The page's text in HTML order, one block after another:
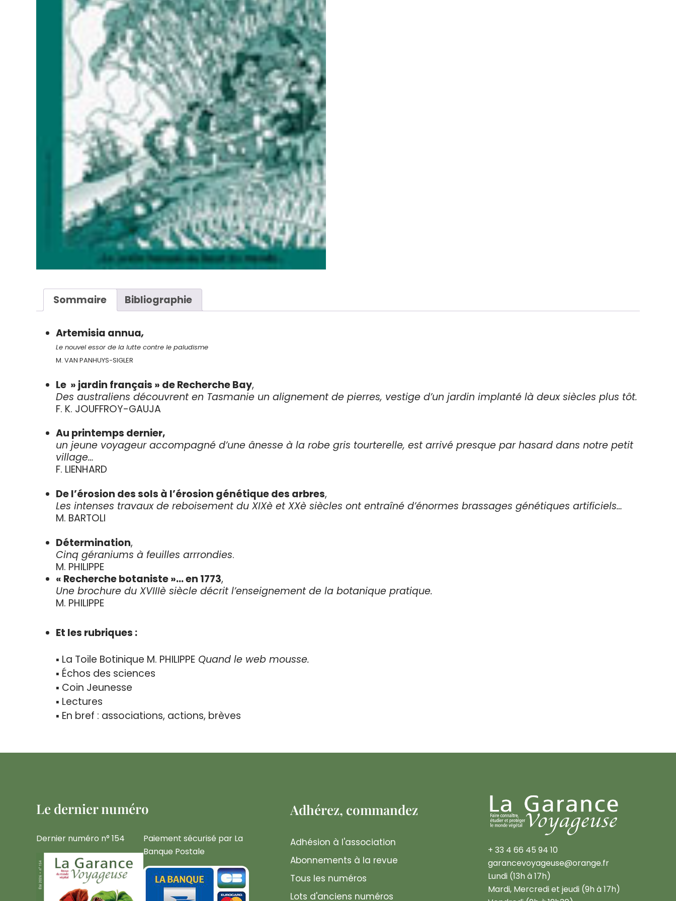
Sommaire Bibliographie
Artemisia annua,
Le nouvel essor de la lutte contre le paludisme
M. VAN PANHUYS-SIGLER
Le » jardin français » de Recherche Bay,
Des australiens découvrent en Tasmanie un alignement de pierres, vestige d’un jardin implanté là deux siècles plus tôt.
F. K. JOUFFROY-GAUJA
Au printemps dernier,
un jeune voyageur accompagné d’une ânesse à la robe gris tourterelle, est arrivé presque par hasard dans notre petit
village…
F. LIENHARD
De l’érosion des sols à l’érosion génétique des arbres,
Les intenses travaux de reboisement du XIXè et XXè siècles ont entraîné d’énormes brassages génétiques artificiels…
M. BARTOLI
Détermination,
Cinq géraniums à feuilles arrrondies.
M. PHILIPPE
« Recherche botaniste »… en 1773,
Une brochure du XVIIIè siècle décrit l’enseignement de la botanique pratique.
M. PHILIPPE
Et les rubriques :
▪ La Toile Botinique M. PHILIPPE Quand le web mousse.
▪ Échos des sciences
▪ Coin Jeunesse
▪ Lectures
▪ En bref : associations, actions, brèves
Le dernier numéro
Dernier numéro n° 154
Paiement sécurisé par La
Banque Postale
Adhérez, commandez
Adhésion à l'association
Abonnements à la revue
Tous les numéros
Lots d'anciens numéros
+ 33 4 66 45 94 10
garancevoyageuse@orange.fr
Lundi (13h à 17h)
Mardi, Mercredi et jeudi (9h à 17h)